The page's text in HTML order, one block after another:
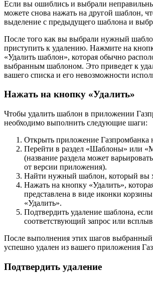
Если вы ошиблись и выбрали
можете снова нажать на другой шаблон,
выделение с предыдущего шаблона и
После того как вы выбрали нужный
приступить к удалению. Нажмите на
«Удалить шаблон», которая обычно
выбранным шаблоном. Это приведет к
вашего списка и его невозможности
Нажать на кнопку «Удалить»
Чтобы удалить шаблон в приложении
необходимо выполнить следующие шаги:
Открыть приложение Газпромбанка
Перейти в раздел «Шаблоны» или
(название раздела может
от версии приложения).
Найти нужный шаблон, который вы
Нажать на кнопку «Удалить»,
представлена в виде иконки
«Удалить».
Подтвердить удаление шаблона,
соответствующий запрос или
После выполнения этих шагов выбранный
успешно удален из вашего приложения
Подтвердить удаление